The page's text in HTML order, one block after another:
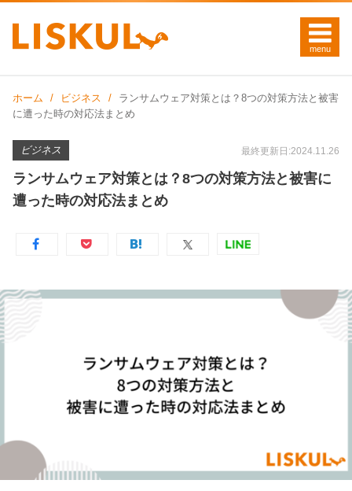
ホーム ビジネス
ランサムウェア対策とは？8つの対策方法と被害
に遭った時の対応法まとめ
ビジネス 最終更新日:2024.11.26
ランサムウェア対策とは？8つの対策方法と被害に
遭った時の対応法まとめ